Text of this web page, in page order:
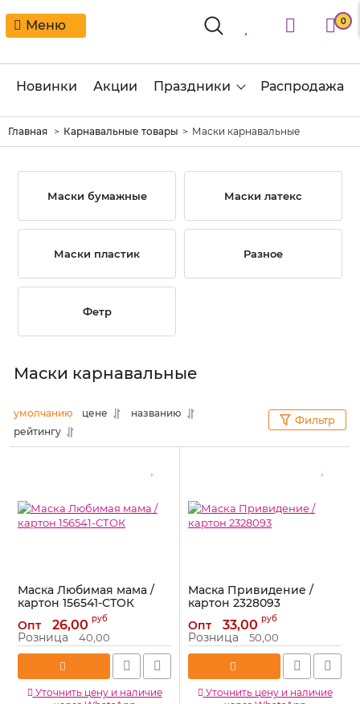
Меню 0
Новинки Акции Праздники Распродажа
Главная Карнавальные товары Маски карнавальные
Маски бумажные Маски латекс
Маски пластик Разное
Фетр
Маски карнавальные
умолчанию цене
названию
рейтингу
Фильтр
Маска Любимая мама /
картон 156541-СТОК
Артикул: 156541-СТОК
Опт 26,00 руб
Розница 40,00
Уточнить цену и наличие
Маска Привидение /
картон 2328093
Артикул: 2328093
Опт 33,00 руб
Розница 50,00
Уточнить цену и наличие